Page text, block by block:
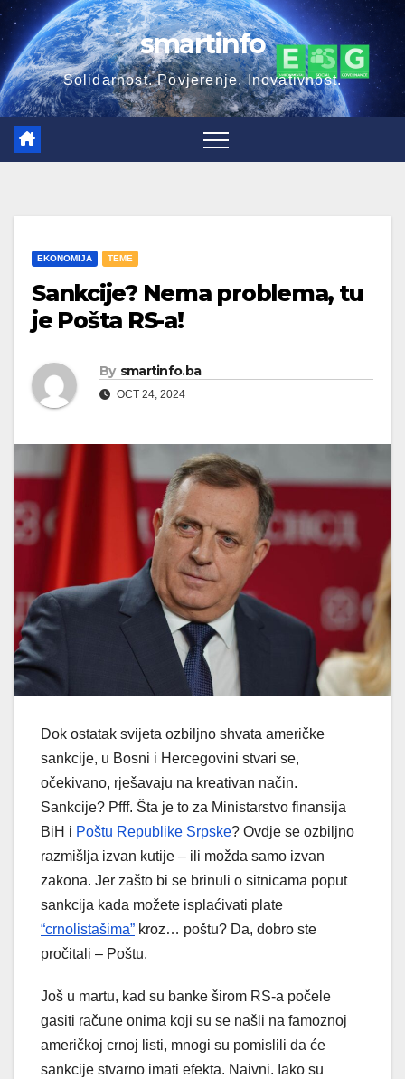
Skip
to
content
smartinfo
Solidarnost. Povjerenje. Inovativnost.
EKONOMIJA TEME
Sankcije? Nema problema, tu
je Pošta RS-a!
By smartinfo.ba
OCT 24, 2024
Dok ostatak svijeta ozbiljno shvata američke
sankcije, u Bosni i Hercegovini stvari se,
očekivano, rješavaju na kreativan način.
Sankcije? Pfff. Šta je to za Ministarstvo finansija
BiH i Poštu Republike Srpske? Ovdje se ozbiljno
razmišlja izvan kutije – ili možda samo izvan
zakona. Jer zašto bi se brinuli o sitnicama poput
sankcija kada možete isplaćivati plate
“crnolistašima” kroz… poštu? Da, dobro ste
pročitali – Poštu.
Još u martu, kad su banke širom RS-a počele
gasiti račune onima koji su se našli na famoznoj
američkoj crnoj listi, mnogi su pomislili da će
sankcije stvarno imati efekta. Naivni. Iako su